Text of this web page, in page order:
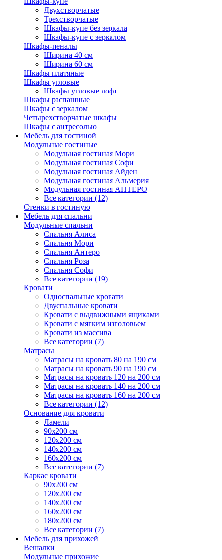
Двухстворчатые
Трехстворчатые
Шкафы-купе без зеркала
Шкафы-купе с зеркалом
Шкафы-пеналы
Ширина 40 см
Ширина 60 см
Шкафы платяные
Шкафы угловые
Шкафы угловые лофт
Шкафы распашные
Шкафы с зеркалом
Четырехстворчатые шкафы
Шкафы с антресолью
Мебель для гостиной
Модульные гостиные
Модульная гостиная Мори
Модульная гостиная Софи
Модульная гостиная Айден
Модульная гостиная Альмерия
Модульная гостиная АНТЕРО
Все категории (12)
Стенки в гостиную
Мебель для спальни
Модульные спальни
Спальня Алиса
Спальня Мори
Спальня Антеро
Спальня Роза
Спальня Софи
Все категории (19)
Кровати
Односпальные кровати
Двуспальные кровати
Кровати с выдвижными ящиками
Кровати с мягким изголовьем
Кровати из массива
Все категории (7)
Матрасы
Матрасы на кровать 80 на 190 см
Матрасы на кровать 90 на 190 см
Матрасы на кровать 120 на 200 см
Матрасы на кровать 140 на 200 см
Матрасы на кровать 160 на 200 см
Все категории (12)
Основание для кровати
Ламели
90х200 см
120х200 см
140х200 см
160х200 см
Все категории (7)
Каркас кровати
90х200 см
120х200 см
140х200 см
160х200 см
180х200 см
Все категории (7)
Мебель для прихожей
Вешалки
Модульные прихожие